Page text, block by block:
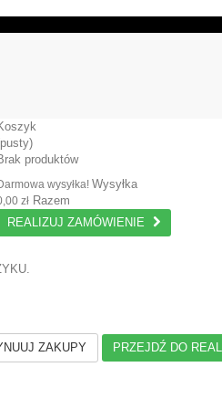
produktów
wysyłka!Wysyłka
zł Razem
REALIZUJ ZAMÓWIENIE
ZAKUPY PRZEJDŹ DO